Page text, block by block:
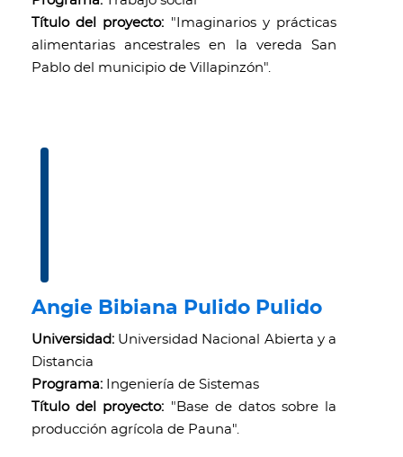
Título del proyecto: "Imaginarios y prácticas
alimentarias ancestrales en la vereda San
Pablo del municipio de Villapinzón".
Angie Bibiana Pulido Pulido
Universidad: Universidad Nacional Abierta y a
Distancia
Programa: Ingeniería de Sistemas
Título del proyecto: "Base de datos sobre la
producción agrícola de Pauna".